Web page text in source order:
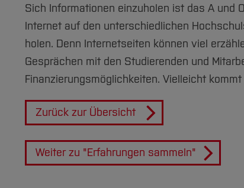
Sich Informationen einzuholen ist das A und
Internet auf den unterschiedlichen
holen. Denn Internetseiten können viel
Gesprächen mit den Studierenden und
Finanzierungsmöglichkeiten. Vielleicht
Zurück zur Übersicht
Weiter zu "Erfahrungen sammeln"